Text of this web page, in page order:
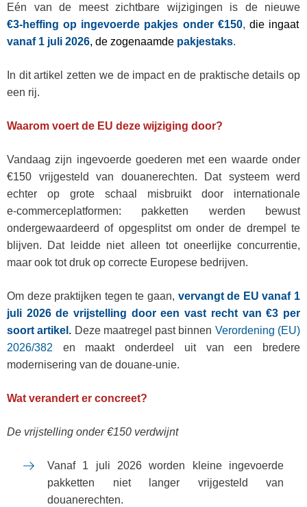
Eén van de meest zichtbare wijzigingen is de nieuwe
€3‑heffing op ingevoerde pakjes onder €150, die ingaat
vanaf 1 juli 2026, de zogenaamde pakjestaks.
In dit artikel zetten we de impact en de praktische details op
een rij.
Waarom voert de EU deze wijziging door?
Vandaag zijn ingevoerde goederen met een waarde onder
€150 vrijgesteld van douanerechten. Dat systeem werd
echter op grote schaal misbruikt door internationale
e‑commerceplatformen: pakketten werden bewust
ondergewaardeerd of opgesplitst om onder de drempel te
blijven. Dat leidde niet alleen tot oneerlijke concurrentie,
maar ook tot druk op correcte Europese bedrijven.
Om deze praktijken tegen te gaan, vervangt de EU vanaf 1
juli 2026 de vrijstelling door een vast recht van €3 per
soort artikel. Deze maatregel past binnen Verordening (EU)
2026/382 en maakt onderdeel uit van een bredere
modernisering van de douane‑unie.
Wat verandert er concreet?
De vrijstelling onder €150 verdwijnt
Vanaf 1 juli 2026 worden kleine ingevoerde
pakketten niet langer vrijgesteld van
douanerechten.